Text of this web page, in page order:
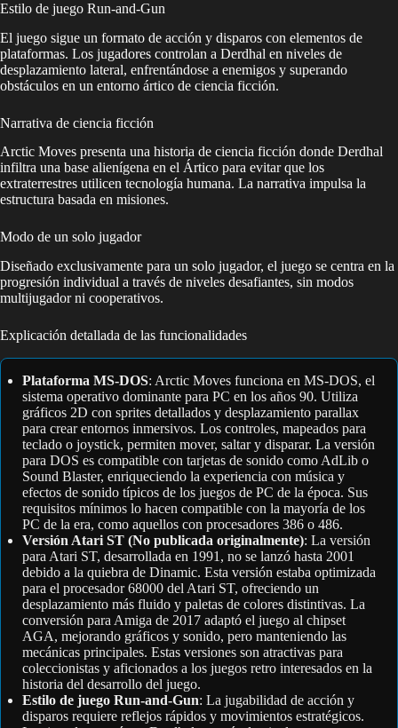
Estilo de juego Run-and-Gun
El juego sigue un formato de acción y disparos con elementos de
plataformas. Los jugadores controlan a Derdhal en niveles de
desplazamiento lateral, enfrentándose a enemigos y superando
obstáculos en un entorno ártico de ciencia ficción.
Narrativa de ciencia ficción
Arctic Moves presenta una historia de ciencia ficción donde Derdhal
infiltra una base alienígena en el Ártico para evitar que los
extraterrestres utilicen tecnología humana. La narrativa impulsa la
estructura basada en misiones.
Modo de un solo jugador
Diseñado exclusivamente para un solo jugador, el juego se centra en la
progresión individual a través de niveles desafiantes, sin modos
multijugador ni cooperativos.
Explicación detallada de las funcionalidades
Plataforma MS-DOS: Arctic Moves funciona en MS-DOS, el
sistema operativo dominante para PC en los años 90. Utiliza
gráficos 2D con sprites detallados y desplazamiento parallax
para crear entornos inmersivos. Los controles, mapeados para
teclado o joystick, permiten mover, saltar y disparar. La versión
para DOS es compatible con tarjetas de sonido como AdLib o
Sound Blaster, enriqueciendo la experiencia con música y
efectos de sonido típicos de los juegos de PC de la época. Sus
requisitos mínimos lo hacen compatible con la mayoría de los
PC de la era, como aquellos con procesadores 386 o 486.
Versión Atari ST (No publicada originalmente): La versión
para Atari ST, desarrollada en 1991, no se lanzó hasta 2001
debido a la quiebra de Dinamic. Esta versión estaba optimizada
para el procesador 68000 del Atari ST, ofreciendo un
desplazamiento más fluido y paletas de colores distintivas. La
conversión para Amiga de 2017 adaptó el juego al chipset
AGA, mejorando gráficos y sonido, pero manteniendo las
mecánicas principales. Estas versiones son atractivas para
coleccionistas y aficionados a los juegos retro interesados en la
historia del desarrollo del juego.
Estilo de juego Run-and-Gun: La jugabilidad de acción y
disparos requiere reflejos rápidos y movimientos estratégicos.